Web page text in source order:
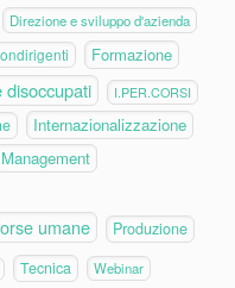
Direzione e sviluppo d'azienda
Formazione
disoccupati I.PER.CORSI
Internazionalizzazione
Management
umane Produzione
Tecnica Webinar